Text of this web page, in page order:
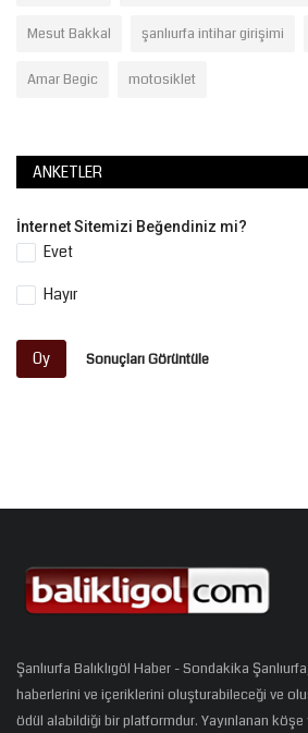
Mesut Bakkal şanlıurfa intihar girişimi
Amar Begic motosiklet
ANKETLER
İnternet Sitemizi Beğendiniz mi?
Evet
Hayır
Oy Sonuçları Görüntüle
Şanlıurfa Balıklıgöl Haber - Sondakika
haberlerini ve içeriklerini oluşturabileceği ve
ödül alabildiği bir platformdur. Yayınlanan köşe